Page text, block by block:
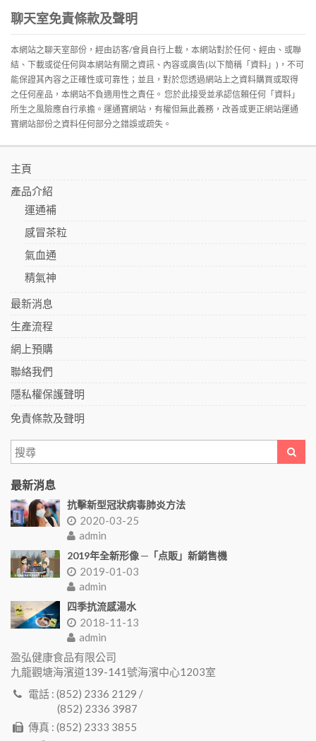
聊天室免責條款及聲明
本網站之聊天室部份，經由訪客/會員自行上載，本網站對於任何、經由、或聯
結、下載或從任何與本網站有關之資訊、內容或廣告(以下簡稱「資料」)，不可
能保證其內容之正確性或可靠性；並且，對於您透過網站上之資料購買或取得
之任何産品，本網站不負適用性之責任。 您於此接受並承認信賴任何「資料」
所生之風險應自行承擔。運通寶網站，有權但無此義務，改善或更正網站運通
寶網站部份之資料任何部分之錯誤或疏失。
主頁
產品介紹
運通補
感冒茶粒
氣血通
精氣神
最新消息
生產流程
網上預購
聯絡我們
隱私權保護聲明
免責條款及聲明
最新消息
抗擊新型冠狀病毒肺炎方法
2020-03-25
admin
2019年全新形像 ─「点販」新銷售機
2019-01-03
admin
四季抗流感湯水
2018-11-13
admin
盈弘健康食品有限公司
九龍觀塘海濱道139-141號海濱中心1203室
電話 : (852) 2336 2129 /
(852) 2336 3987
傳真 : (852) 2333 3855